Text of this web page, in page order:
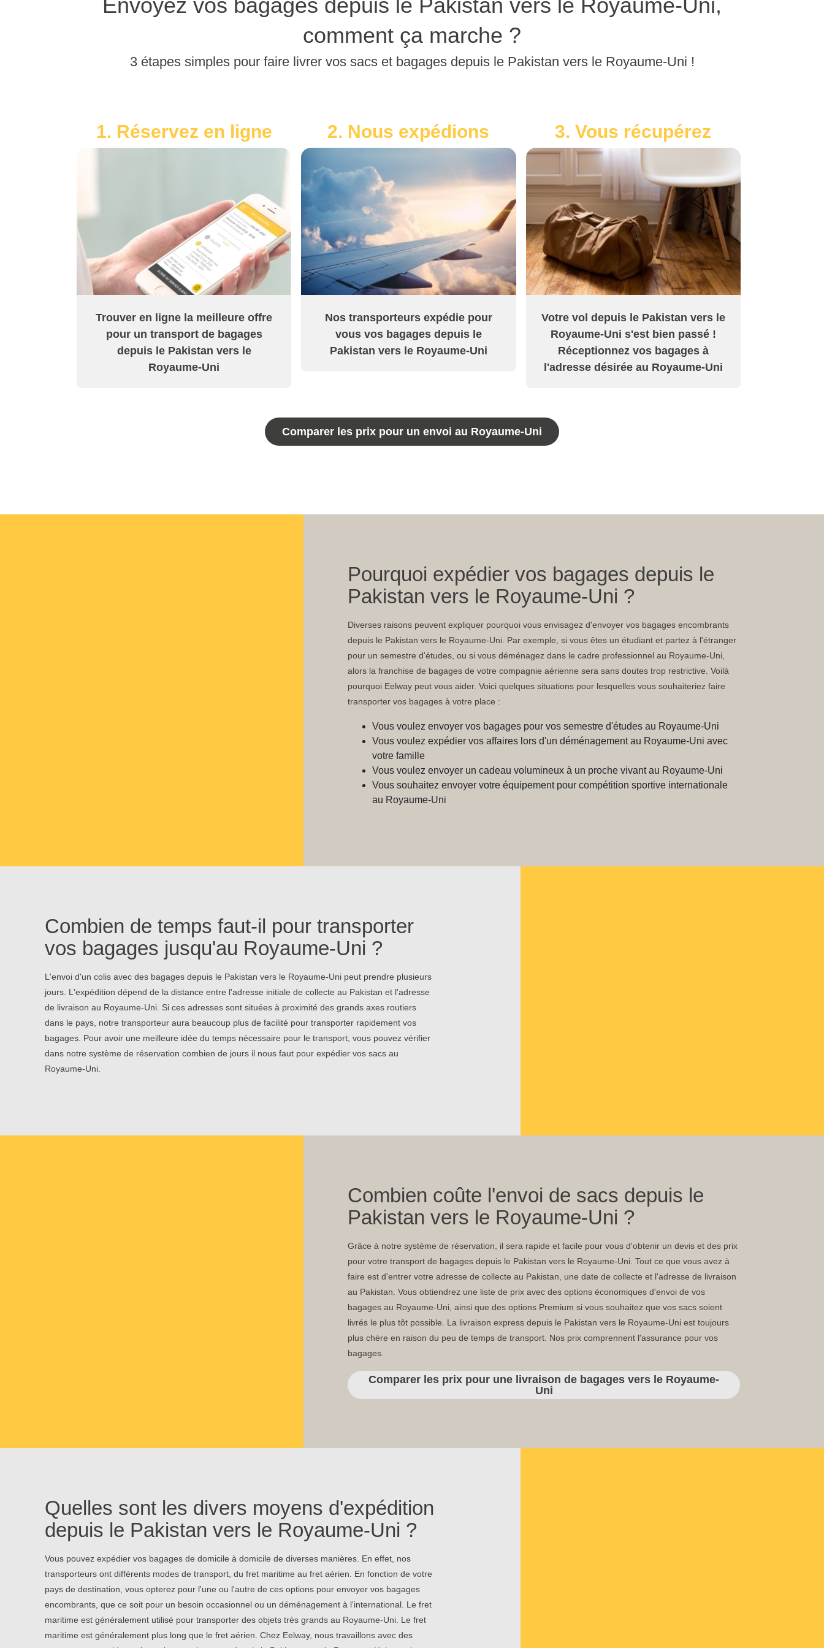
Envoyez vos bagages depuis le Pakistan vers le Royaume-Uni,
comment ça marche ?
3 étapes simples pour faire livrer vos sacs et bagages depuis le Pakistan vers le Royaume-Uni !
1. Réservez en ligne
Trouver en ligne la meilleure offre
pour un transport de bagages
depuis le Pakistan vers le
Royaume-Uni
2. Nous expédions
Nos transporteurs expédie pour
vous vos bagages depuis le
Pakistan vers le Royaume-Uni
3. Vous récupérez
Votre vol depuis le Pakistan vers le
Royaume-Uni s'est bien passé !
Réceptionnez vos bagages à
l'adresse désirée au Royaume-Uni
Comparer les prix pour un envoi au Royaume-Uni
Pourquoi expédier vos bagages depuis le
Pakistan vers le Royaume-Uni ?
Diverses raisons peuvent expliquer pourquoi vous envisagez d'envoyer vos bagages encombrants
depuis le Pakistan vers le Royaume-Uni. Par exemple, si vous êtes un étudiant et partez à l'étranger
pour un semestre d'études, ou si vous déménagez dans le cadre professionnel au Royaume-Uni,
alors la franchise de bagages de votre compagnie aérienne sera sans doutes trop restrictive. Voilà
pourquoi Eelway peut vous aider. Voici quelques situations pour lesquelles vous souhaiteriez faire
transporter vos bagages à votre place :
Vous voulez envoyer vos bagages pour vos semestre d'études au Royaume-Uni
Vous voulez expédier vos affaires lors d'un déménagement au Royaume-Uni avec
votre famille
Vous voulez envoyer un cadeau volumineux à un proche vivant au Royaume-Uni
Vous souhaitez envoyer votre équipement pour compétition sportive internationale
au Royaume-Uni
Combien de temps faut-il pour transporter
vos bagages jusqu'au Royaume-Uni ?
L'envoi d'un colis avec des bagages depuis le Pakistan vers le Royaume-Uni peut prendre plusieurs
jours. L'expédition dépend de la distance entre l'adresse initiale de collecte au Pakistan et l'adresse
de livraison au Royaume-Uni. Si ces adresses sont situées à proximité des grands axes routiers
dans le pays, notre transporteur aura beaucoup plus de facilité pour transporter rapidement vos
bagages. Pour avoir une meilleure idée du temps nécessaire pour le transport, vous pouvez vérifier
dans notre système de réservation combien de jours il nous faut pour expédier vos sacs au
Royaume-Uni.
Combien coûte l'envoi de sacs depuis le
Pakistan vers le Royaume-Uni ?
Grâce à notre système de réservation, il sera rapide et facile pour vous d'obtenir un devis et des prix
pour votre transport de bagages depuis le Pakistan vers le Royaume-Uni. Tout ce que vous avez à
faire est d'entrer votre adresse de collecte au Pakistan, une date de collecte et l'adresse de livraison
au Pakistan. Vous obtiendrez une liste de prix avec des options économiques d'envoi de vos
bagages au Royaume-Uni, ainsi que des options Premium si vous souhaitez que vos sacs soient
livrés le plus tôt possible. La livraison express depuis le Pakistan vers le Royaume-Uni est toujours
plus chère en raison du peu de temps de transport. Nos prix comprennent l'assurance pour vos
bagages.
Comparer les prix pour une livraison de bagages vers le Royaume-
Uni
Quelles sont les divers moyens d'expédition
depuis le Pakistan vers le Royaume-Uni ?
Vous pouvez expédier vos bagages de domicile à domicile de diverses manières. En effet, nos
transporteurs ont différents modes de transport, du fret maritime au fret aérien. En fonction de votre
pays de destination, vous opterez pour l'une ou l'autre de ces options pour envoyer vos bagages
encombrants, que ce soit pour un besoin occasionnel ou un déménagement à l'international. Le fret
maritime est généralement utilisé pour transporter des objets très grands au Royaume-Uni. Le fret
maritime est généralement plus long que le fret aérien. Chez Eelway, nous travaillons avec des